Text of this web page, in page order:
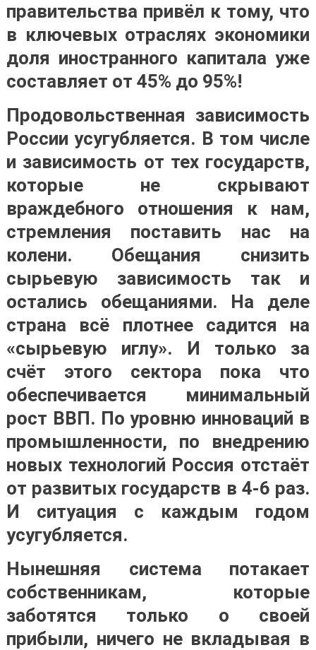
правительства привёл к тому, что
в ключевых отраслях экономики
доля иностранного капитала уже
составляет от 45% до 95%!
Продовольственная зависимость
России усугубляется. В том числе
и зависимость от тех государств,
которые не скрывают
враждебного отношения к нам,
стремления поставить нас на
колени. Обещания снизить
сырьевую зависимость так и
остались обещаниями. На деле
страна всё плотнее садится на
«сырьевую иглу». И только за
счёт этого сектора пока что
обеспечивается минимальный
рост ВВП. По уровню инноваций в
промышленности, по внедрению
новых технологий Россия отстаёт
от развитых государств в 4-6 раз.
И ситуация с каждым годом
усугубляется.
Нынешняя система потакает
собственникам, которые
заботятся только о своей
прибыли, ничего не вкладывая в